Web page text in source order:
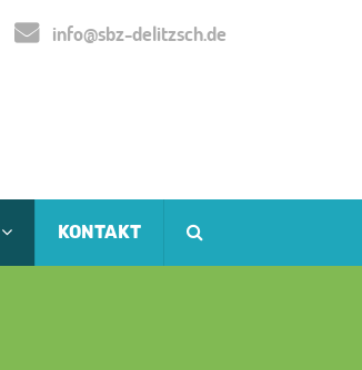
info@sbz-delitzsch.de
KONTAKT